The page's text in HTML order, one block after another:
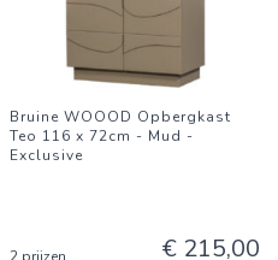
Bruine WOOOD Opbergkast
Teo 116 x 72cm - Mud -
Exclusive
€ 215,00